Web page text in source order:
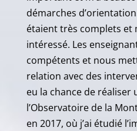
démarches
étaient très complets et
intéressé. Les
compétents et nous
relation avec des
eu la chance de réaliser
l’Observatoire de la
en 2017, où j’ai étudié